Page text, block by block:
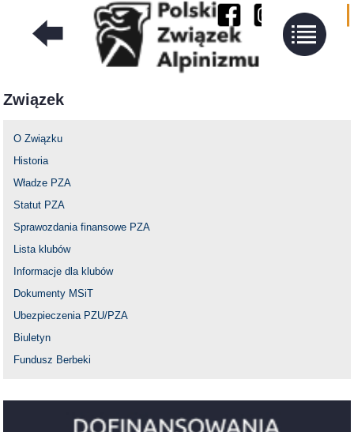
Związek
O Związku
Historia
Władze PZA
Statut PZA
Sprawozdania finansowe PZA
Lista klubów
Informacje dla klubów
Dokumenty MSiT
Ubezpieczenia PZU/PZA
Biuletyn
Fundusz Berbeki